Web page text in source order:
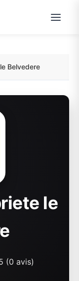
Belvedere
le
(0 avis)